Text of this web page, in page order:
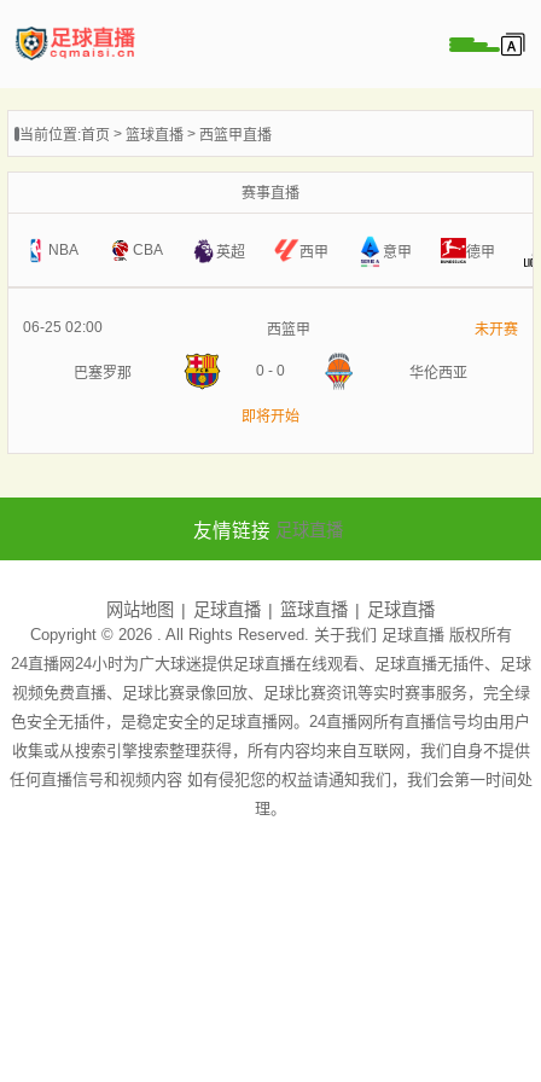
播
像
闻
当前位置:首页 篮球直播 西篮甲直播
赛事直播
NBA CBA 英超 西甲 意甲 德甲
06-25 02:00 西篮甲 未开赛
巴塞罗那 0 - 0 华伦西亚
即将开始
友情链接 足球直播
网站地图 足球直播 篮球直播 足球直播
Copyright © 2026 . All Rights Reserved. 关于我们 足球直播版权所有
24直播网24小时为广大球迷提供足球直播在线观看、足球直播无插件、足球
视频免费直播、足球比赛录像回放、足球比赛资讯等实时赛事服务，完全绿
色安全无插件，是稳定安全的足球直播网。24直播网所有直播信号均由用户
收集或从搜索引擎搜索整理获得，所有内容均来自互联网，我们自身不提供
任何直播信号和视频内容 如有侵犯您的权益请通知我们，我们会第一时间处
理。